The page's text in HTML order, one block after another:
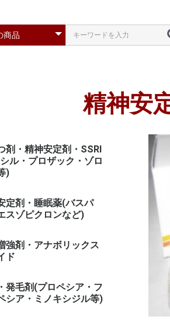
精神安
剤・精神安定剤・SSRI
ル・プロザック・ゾロ
)
定剤・睡眠薬(バスパ
スゾピクロンなど)
強剤・アナボリックス
ド
発毛剤(プロペシア・フ
シア・ミノキシジル等)